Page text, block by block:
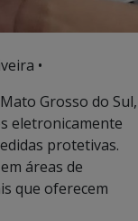
•
Grosso do Sul,
eletronicamente
protetivas.
áreas de
que oferecem